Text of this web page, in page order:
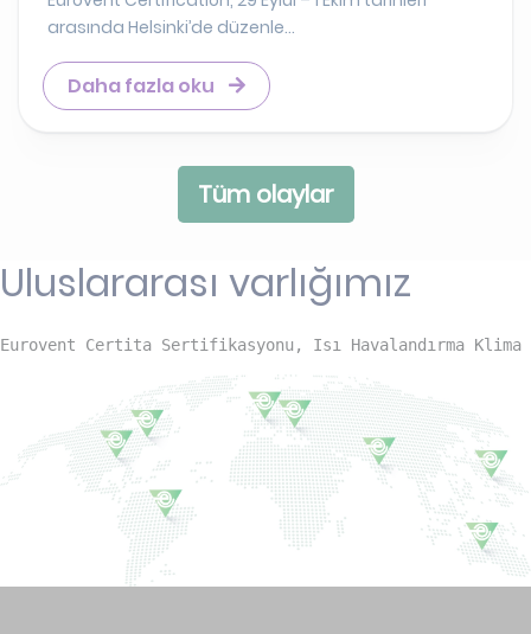
arasında Helsinki’de düzenle...
Daha fazla oku
Tüm olaylar
Uluslararası varlığımız
Eurovent Certita Sertifikasyonu, Isı Havalandırma